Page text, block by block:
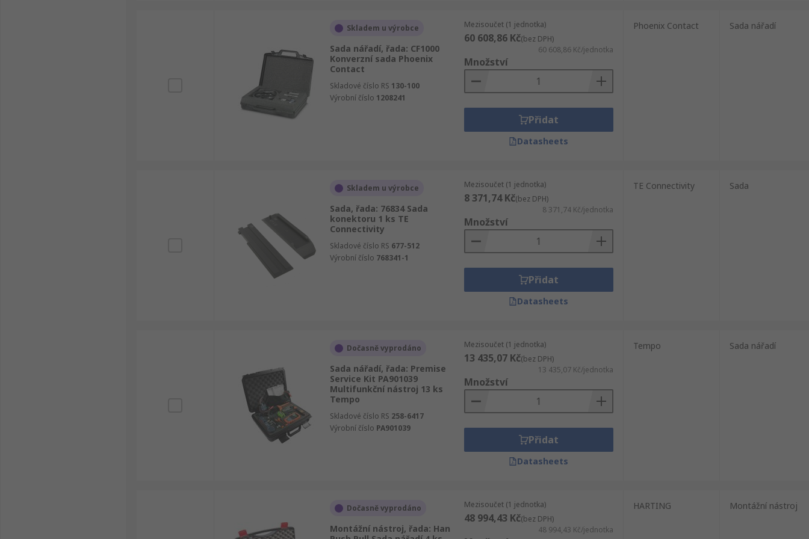
Skladem u výrobce
Sada nářadí, řada: CF1000
Konverzní sada Phoenix
Contact
Skladové číslo RS 130-100
Výrobní číslo 1208241
Mezisoučet (1 jednotka)
60 608,86 Kč(bez DPH)
60 608,86 Kč/jednotka
Množství
Přidat
Datasheets
Phoenix Contact Sada nářadí
Skladem u výrobce
Sada, řada: 76834 Sada
konektoru 1 ks TE
Connectivity
Skladové číslo RS 677-512
Výrobní číslo 768341-1
Mezisoučet (1 jednotka)
8 371,74 Kč(bez DPH)
8 371,74 Kč/jednotka
Množství
Přidat
Datasheets
TE Connectivity Sada
Dočasně vyprodáno
Sada nářadí, řada: Premise
Service Kit PA901039
Multifunkční nástroj 13 ks
Tempo
Skladové číslo RS 258-6417
Výrobní číslo PA901039
Mezisoučet (1 jednotka)
13 435,07 Kč(bez DPH)
13 435,07 Kč/jednotka
Množství
Přidat
Datasheets
Tempo Sada nářadí
Dočasně vyprodáno
Montážní nástroj, řada: Han
Mezisoučet (1 jednotka)
48 994,43 Kč(bez DPH)
48 994,43 Kč/jednotka
HARTING Montážní nástroj